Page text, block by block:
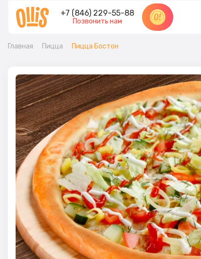
+7 (846) 229-55-88
Позвонить нам
Главная Пицца Пицца Бостон